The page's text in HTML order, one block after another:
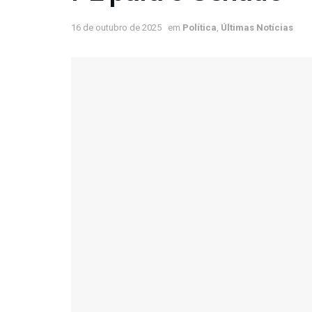
16 de outubro de 2025 em Política Últimas Notícias